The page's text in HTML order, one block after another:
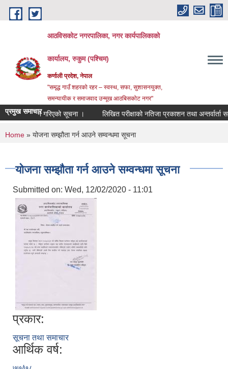
Skip to main content
आठविसकोट नगरपालिका, नगर कार्यपालिकाको
कार्यालय, रुकुम (पश्चिम)
कर्णाली प्रदेश, नेपाल
"समृद्ध गाउँ शहरको रहर – स्वस्थ, सफा, सुशासनयुक्त,
समन्यायीक र समाजवाद उन्मूख आठबिसकोट नगर"
प्रमुख समाचार
प्रकाशन गरिएको सूचना । लिखित परीक्षाको नतिजा प्रकाशन तथा अन्तर्वार्ता
You are here
Home » योजना सम्झौता गर्न आउने सम्वन्धमा सूचना
योजना सम्झौता गर्न आउने सम्वन्धमा सूचना
Submitted on: Wed, 12/02/2020 - 11:01
प्रकार:
सूचना तथा समाचार
आर्थिक वर्ष: